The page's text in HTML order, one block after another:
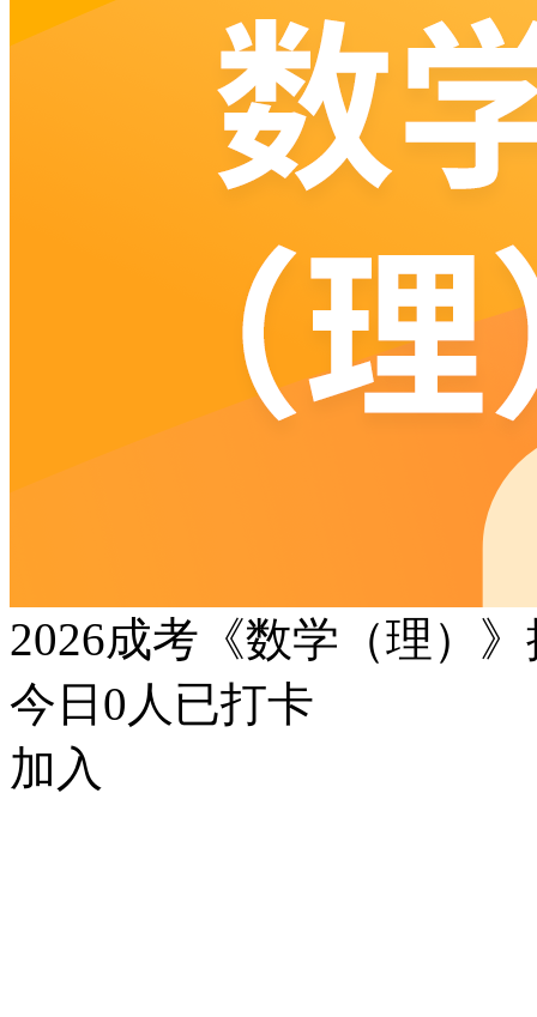
2026成考《数学（理）
今日 0 人已打卡
加入